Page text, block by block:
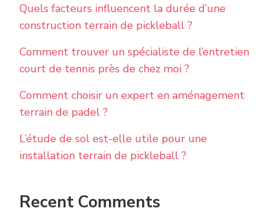
Quels facteurs influencent la durée d’une
construction terrain de pickleball ?
Comment trouver un spécialiste de l’entretien
court de tennis près de chez moi ?
Comment choisir un expert en aménagement
terrain de padel ?
L’étude de sol est-elle utile pour une
installation terrain de pickleball ?
Recent Comments